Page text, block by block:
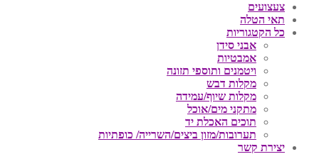
צעצועים
תאי הטלה
כל הקטגוריות
אבני סידן
אמבטיות
ויטמנים ותוספי תזונה
מקלות דבש
מקלות שיוף/עמידה
מתקני מים/אוכל
תוכים האכלת יד
תערובות/מזון ביצים/השרייה/ כופתיות
יצירת קשר